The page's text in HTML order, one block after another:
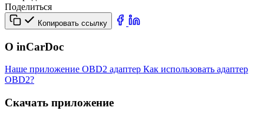
Поделиться
Копировать ссылку
О inCarDoc
Наше приложение OBD2 адаптер Как использовать адаптер
OBD2?
Скачать приложение